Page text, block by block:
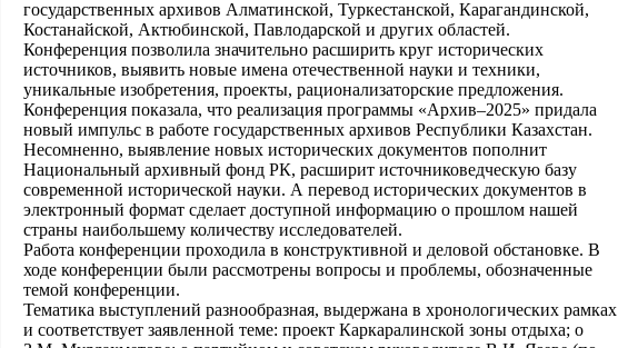
государственных архивов Алматинской, Туркестанской, Карагандинской,
Костанайской, Актюбинской, Павлодарской и других областей.
Конференция позволила значительно расширить круг исторических
источников, выявить новые имена отечественной науки и техники,
уникальные изобретения, проекты, рационализаторские предложения.
Конференция показала, что реализация программы «Архив–2025» придала
новый импульс в работе государственных архивов Республики Казахстан.
Несомненно, выявление новых исторических документов пополнит
Национальный архивный фонд РК, расширит источниковедческую базу
современной исторической науки. А перевод исторических документов в
электронный формат сделает доступной информацию о прошлом нашей
страны наибольшему количеству исследователей.
Работа конференции проходила в конструктивной и деловой обстановке. В
ходе конференции были рассмотрены вопросы и проблемы, обозначенные
темой конференции.
Тематика выступлений разнообразная, выдержана в хронологических рамках
и соответствует заявленной теме: проект Каркаралинской зоны отдыха; о